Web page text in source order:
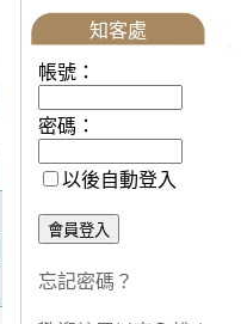
知客處
帳號：
密碼：
以後自動登入
忘記密碼？